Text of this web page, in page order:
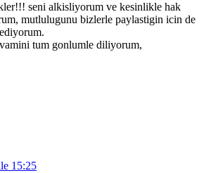
seni alkisliyorum ve kesinlikle hak
mutlulugunu bizlerle paylastigin icin de
tum gonlumle diliyorum,
15:25